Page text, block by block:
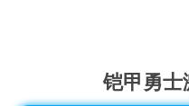
铠甲勇士